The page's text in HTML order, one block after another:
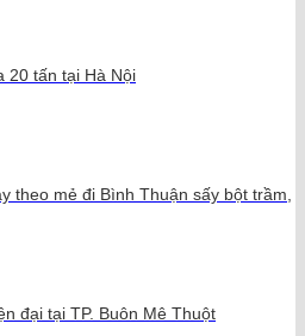
20 tấn tại Hà Nội
theo mẻ đi Bình Thuận sấy bột trầm,
đại tại TP. Buôn Mê Thuột